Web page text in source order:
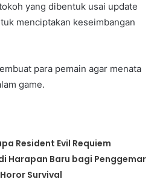
yang dibentuk usai update
menciptakan keseimbangan
para pemain agar menata
game.
Resident Evil Requiem
Harapan Baru bagi Penggemar
Survival